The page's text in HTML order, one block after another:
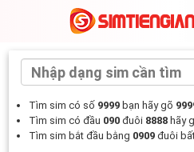
Tìm sim có số 9999 bạn hãy gõ
Tìm sim có đầu 090 đuôi 8888 hãy
Tìm sim bắt đầu bằng 0909 đuôi